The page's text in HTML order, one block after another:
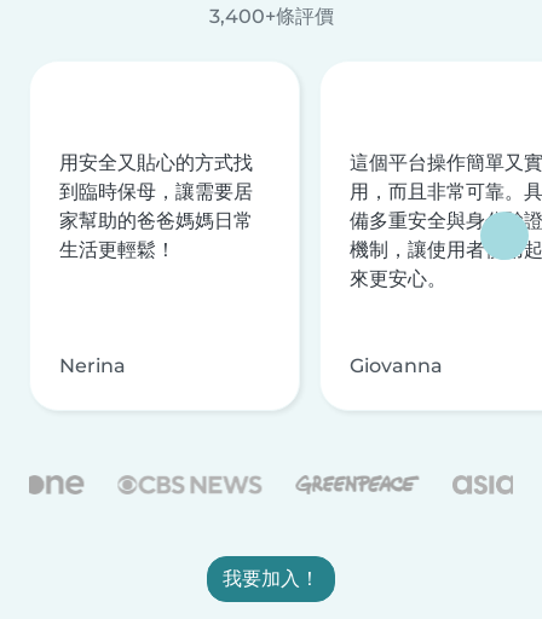
3,400+條評價
用安全又貼心的方式找
到臨時保母，讓需要居
家幫助的爸爸媽媽日常
生活更輕鬆！
Nerina
這個平台操作簡單又實
用，而且非常可靠。具
備多重安全與身分驗證
機制，讓使用者使用起
來更安心。
Giovanna
我要加入！